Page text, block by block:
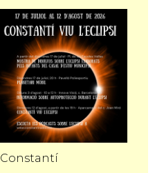
Constantí